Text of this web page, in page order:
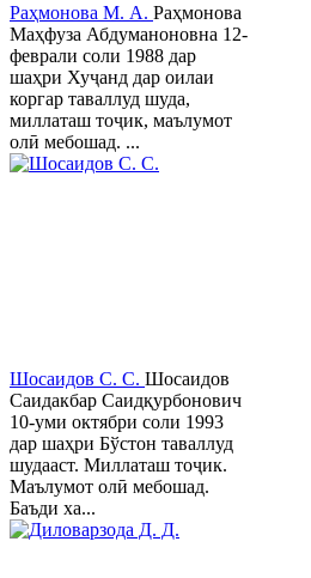
Раҳмонова М. А. Раҳмонова
Маҳфуза Абдуманоновна 12-
феврали соли 1988 дар
шаҳри Хуҷанд дар оилаи
коргар таваллуд шуда,
миллаташ тоҷик, маълумот
олӣ мебошад. ...
Шосаидов С. С. Шосаидов
Саидакбар Саидқурбонович
10-уми октябри соли 1993
дар шаҳри Бўстон таваллуд
шудааст. Миллаташ тоҷик.
Маълумот олӣ мебошад.
Баъди ха...